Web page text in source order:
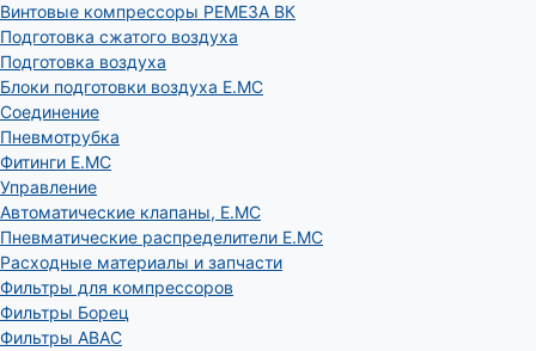
Винтовые компрессоры РЕМЕЗА ВК
Подготовка сжатого воздуха
Подготовка воздуха
Блоки подготовки воздуха E.MC
Соединение
Пневмотрубка
Фитинги E.MC
Управление
Автоматические клапаны, Е.МС
Пневматические распределители E.MC
Расходные материалы и запчасти
Фильтры для компрессоров
Фильтры Борец
Фильтры ABAC